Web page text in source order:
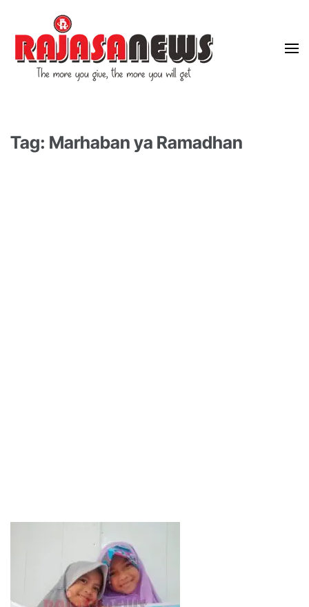
Tag: Marhaban ya Ramadhan